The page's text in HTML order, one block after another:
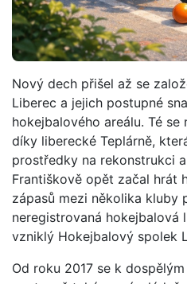
Nový dech přišel až se
Liberec a jejich postupné
hokejbalového areálu. Té
díky liberecké Teplárně,
prostředky na rekonstrukci
Františkově opět začal hrát
zápasů mezi několika kluby
neregistrovaná hokejbalová
vzniklý Hokejbalový spolek
Od roku 2017 se k